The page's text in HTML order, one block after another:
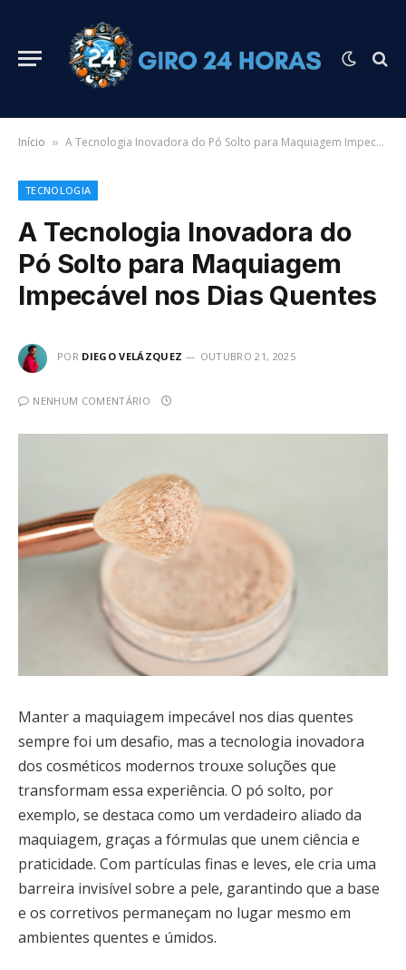
Início » A Tecnologia Inovadora do Pó Solto para Maquiagem Impecável nos Dias Quentes
TECNOLOGIA
A Tecnologia Inovadora do
Pó Solto para Maquiagem
Impecável nos Dias Quentes
POR DIEGO VELÁZQUEZ OUTUBRO 21, 2025
NENHUM COMENTÁRIO
Manter a maquiagem impecável nos dias quentes
sempre foi um desafio, mas a tecnologia inovadora
dos cosméticos modernos trouxe soluções que
transformam essa experiência. O pó solto, por
exemplo, se destaca como um verdadeiro aliado da
maquiagem, graças a fórmulas que unem ciência e
praticidade. Com partículas finas e leves, ele cria uma
barreira invisível sobre a pele, garantindo que a base
e os corretivos permaneçam no lugar mesmo em
ambientes quentes e úmidos.